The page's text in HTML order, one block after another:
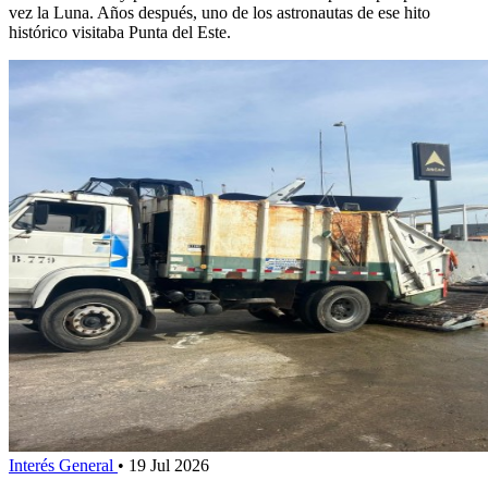
vez la Luna. Años después, uno de los astronautas de ese hito
histórico visitaba Punta del Este.
Interés General • 19 Jul 2026